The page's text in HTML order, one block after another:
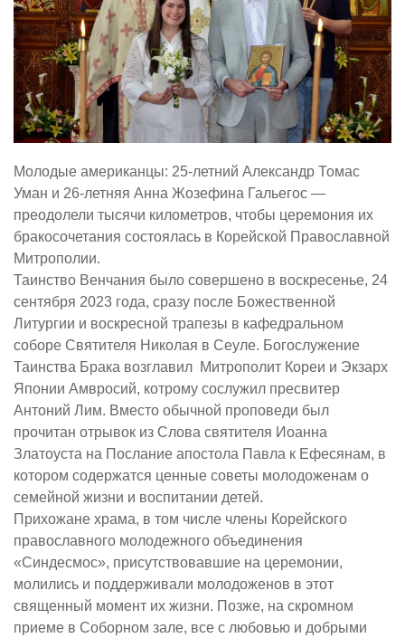
Молодые американцы: 25-летний Александр Томас
Уман и 26-летняя Анна Жозефина Гальегос —
преодолели тысячи километров, чтобы церемония их
бракосочетания состоялась в Корейской Православной
Митрополии.
Таинство Венчания было совершено в воскресенье, 24
сентября 2023 года, сразу после Божественной
Литургии и воскресной трапезы в кафедральном
соборе Святителя Николая в Сеуле. Богослужение
Таинства Брака возглавил Митрополит Кореи и Экзарх
Японии Амвросий, котрому сослужил пресвитер
Антоний Лим. Вместо обычной проповеди был
прочитан отрывок из Слова святителя Иоанна
Златоуста на Послание апостола Павла к Ефесянам, в
котором содержатся ценные советы молодоженам о
семейной жизни и воспитании детей.
Прихожане храма, в том числе члены Корейского
православного молодежного объединения
«Синдесмос», присутствовавшие на церемонии,
молились и поддерживали молодоженов в этот
священный момент их жизни. Позже, на скромном
приеме в Соборном зале, все с любовью и добрыми